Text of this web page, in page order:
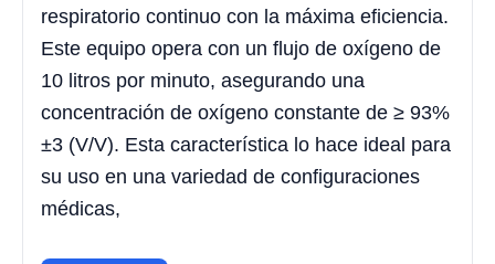
respiratorio continuo con la máxima eficiencia.
Este equipo opera con un flujo de oxígeno de
10 litros por minuto, asegurando una
concentración de oxígeno constante de ≥ 93%
±3 (V/V). Esta característica lo hace ideal para
su uso en una variedad de configuraciones
médicas,